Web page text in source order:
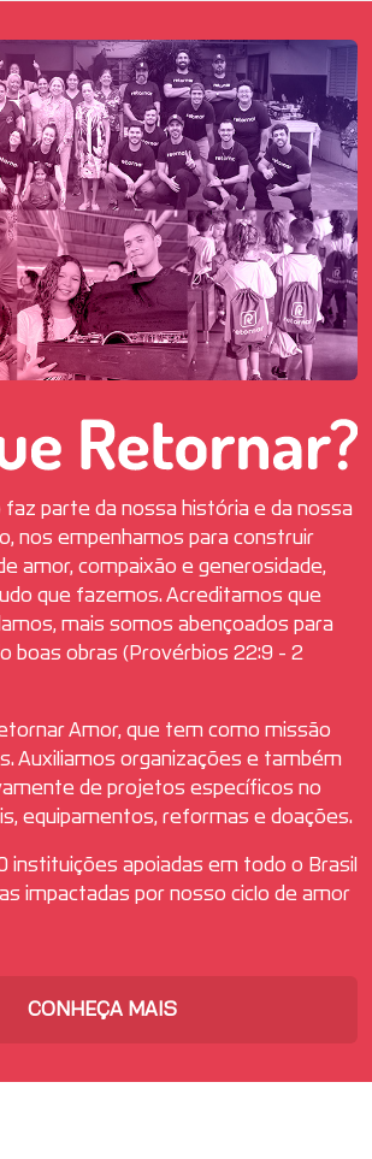
parte da nossa história e da nossa
nos empenhamos para construir
amor, compaixão e generosidade,
que fazemos. Acreditamos que
mais somos abençoados para
boas obras (Provérbios 22:9 - 2
Amor, que tem como missão
Auxiliamos organizações e também
de projetos específicos no
equipamentos, reformas e doações.
instituições apoiadas em todo o Brasil
impactadas por nosso ciclo de amor
CONHEÇA MAIS